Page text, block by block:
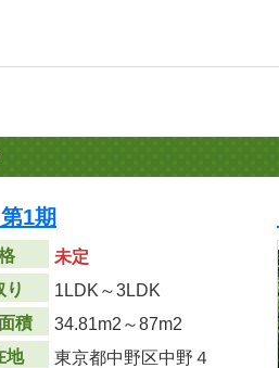
1期
未定
り
1LDK～3LDK
積
34.81m2 ～87m2
地
東京都中野区中野４